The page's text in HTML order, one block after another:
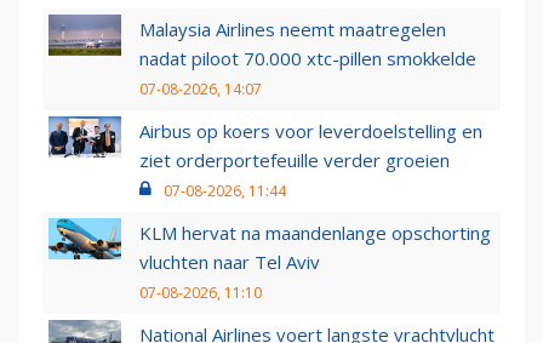
Malaysia Airlines neemt maatregelen
nadat piloot 70.000 xtc-pillen smokkelde
07-08-2026, 14:07
Airbus op koers voor leverdoelstelling en
ziet orderportefeuille verder groeien
07-08-2026, 11:44
KLM hervat na maandenlange opschorting
vluchten naar Tel Aviv
07-08-2026, 11:10
National Airlines voert langste vrachtvlucht